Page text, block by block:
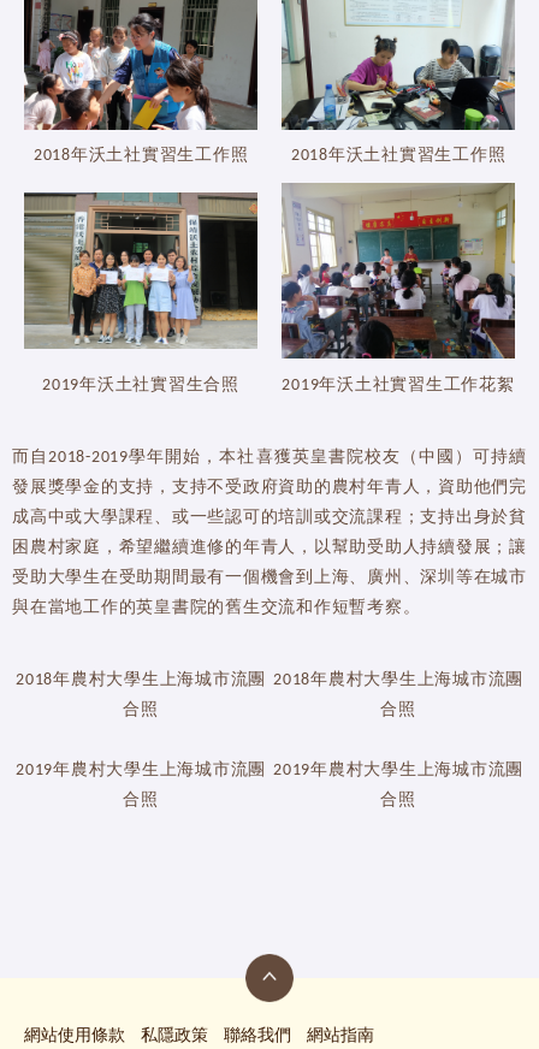
2018年沃土社實習生工作照 2018年沃土社實習生工作照
2019年沃土社實習生合照 2019年沃土社實習生工作花絮
而自2018-2019學年開始，本社喜獲英皇書院校友（中國）可持續
發展獎學金的支持，支持不受政府資助的農村年青人，資助他們完
成高中或大學課程、或一些認可的培訓或交流課程；支持出身於貧
困農村家庭，希望繼續進修的年青人，以幫助受助人持續發展；讓
受助大學生在受助期間最有一個機會到上海、廣州、深圳等在城市
與在當地工作的英皇書院的舊生交流和作短暫考察。
2018年農村大學生上海城市流團
合照
2018年農村大學生上海城市流團
合照
2019年農村大學生上海城市流團
合照
2019年農村大學生上海城市流團
合照
網站使用條款 私隱政策 聯絡我們 網站指南